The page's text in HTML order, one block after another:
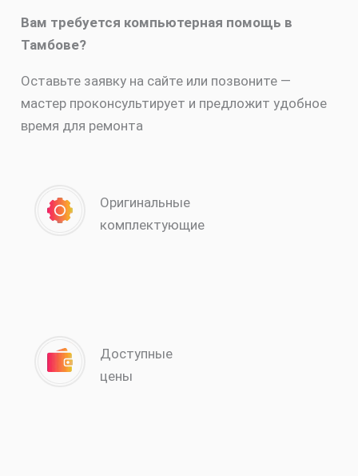
Вам требуется компьютерная помощь в
Тамбове?
Оставьте заявку на сайте или позвоните —
мастер проконсультирует и предложит удобное
время для ремонта
Оригинальные
комплектующие
Доступные
цены